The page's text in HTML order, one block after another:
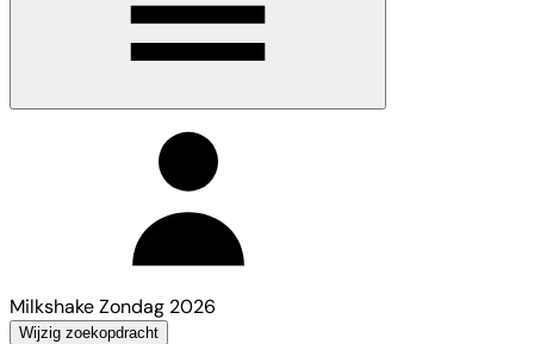
Milkshake Zondag 2026
Wijzig zoekopdracht